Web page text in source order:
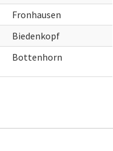
Fronhausen
Biedenkopf
Bottenhorn